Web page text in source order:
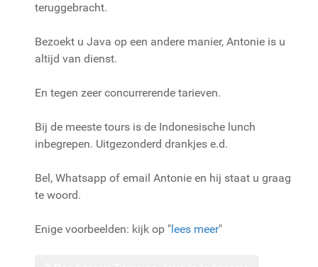
teruggebracht.
Bezoekt u Java op een andere manier, Antonie is u
altijd van dienst.
En tegen zeer concurrerende tarieven.
Bij de meeste tours is de Indonesische lunch
inbegrepen. Uitgezonderd drankjes e.d.
Bel, Whatsapp of email Antonie en hij staat u graag
te woord.
Enige voorbeelden: kijk op " lees meer"